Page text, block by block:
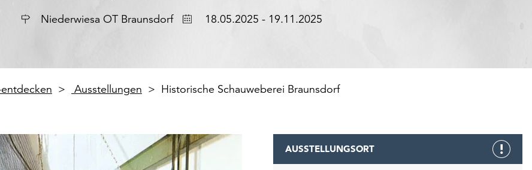
Ort Niederwiesa OT Braunsdorf Datum18.05.2025 - 19.11.2025
Ausstellungen Historische Schauweberei Braunsdorf
AUSSTELLUNGSORT